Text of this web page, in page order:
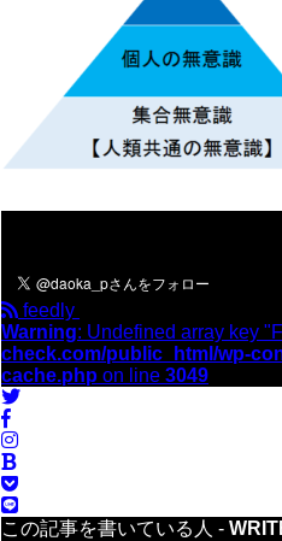
feedly
Warning: Undefined array key
check.com/public_html/wp-
cache.php on line 3049
この記事を書いている人 -